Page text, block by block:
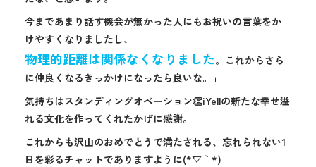
今まであまり話す機会が無かった人にもお祝いの言葉をか
けやすくなりましたし、
物理的距離は関係なくなりました。これからさら
に仲良くなるきっかけになったら良いな。」
気持ちはスタンディングオベーション👏iYellの新たな幸せ溢
れる文化を作ってくれたかげに感謝。
これからも沢山のおめでとうで満たされる、忘れられない1
日を彩るチャットでありますように(*´▽｀*)